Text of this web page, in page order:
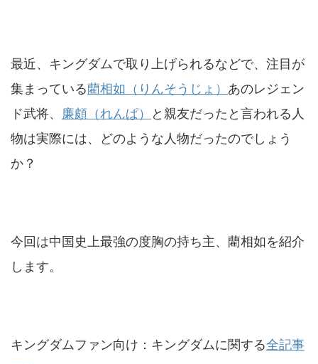
最近、キングダムで取り上げられるなどで、注目が
集まっている藺相如（りんそうじょ） あのレジェン
ド武将、 廉頗（れんぱ）
と親友だったと言われる人
物は実際には、どのような人物だったのでしょう
か？
今回は中国史上最強の度胸の持ち主、藺相如を紹介
します。
キングダムファン向け：キングダムに関する全記事